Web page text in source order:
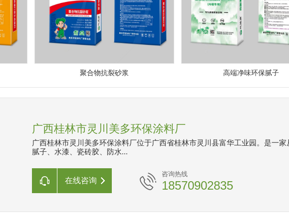
聚合物抗裂砂浆 高端净味环保腻子
广西桂林市灵川美多环保涂料厂
广西桂林市灵川美多环保涂料厂位于广西省桂林市灵川县富华工业园。是一家
腻子、水漆、瓷砖胶、防水...
在线咨询
咨询热线
18570902835